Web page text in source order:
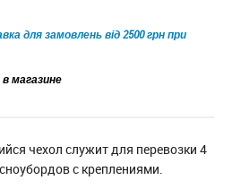
для замовлень від 2500 грн при
магазине
чехол служит для перевозки 4
с креплениями.